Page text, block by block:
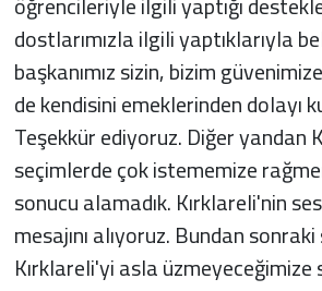
dostlarımızla ilgili yaptıklarıyla
başkanımız sizin, bizim
de kendisini emeklerinden dolayı
Teşekkür ediyoruz. Diğer yandan
seçimlerde çok istememize
sonucu alamadık. Kırklareli'nin
mesajını alıyoruz. Bundan
Kırklareli'yi asla